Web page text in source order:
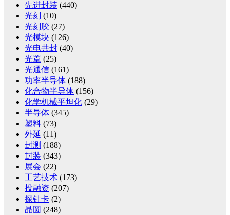
先进封装 (440)
光刻 (10)
光刻胶 (27)
光模块 (126)
光电共封 (40)
光罩 (25)
光通信 (161)
功率半导体 (188)
化合物半导体 (156)
化学机械平坦化 (29)
半导体 (345)
塑料 (73)
外延 (11)
封测 (188)
封装 (343)
展会 (22)
工艺技术 (173)
投融资 (207)
探针卡 (2)
晶圆 (248)